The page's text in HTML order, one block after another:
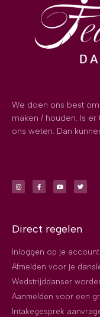
We doen ons best
maken / houden. Is
ons weten. Dan
Direct regelen
Inloggen op je account
Afmelden voor je
Wedstrijddanser
Aanmelden voor een
Intakegesprek